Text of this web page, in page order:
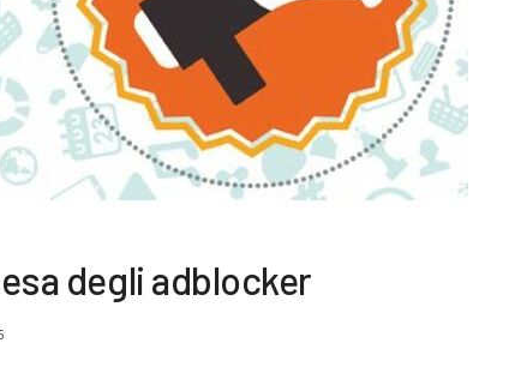
degli adblocker